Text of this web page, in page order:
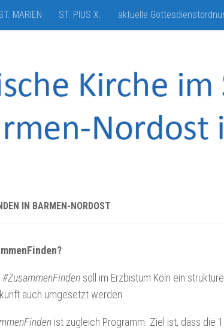
MARIEN ST. PIUS X. aktuelle
IN BARMEN-NORDOST
#ZusammenFinden soll im Erzbistum Köln ein
auch umgesetzt werden.
ist zugleich Programm. Ziel ist, dass die